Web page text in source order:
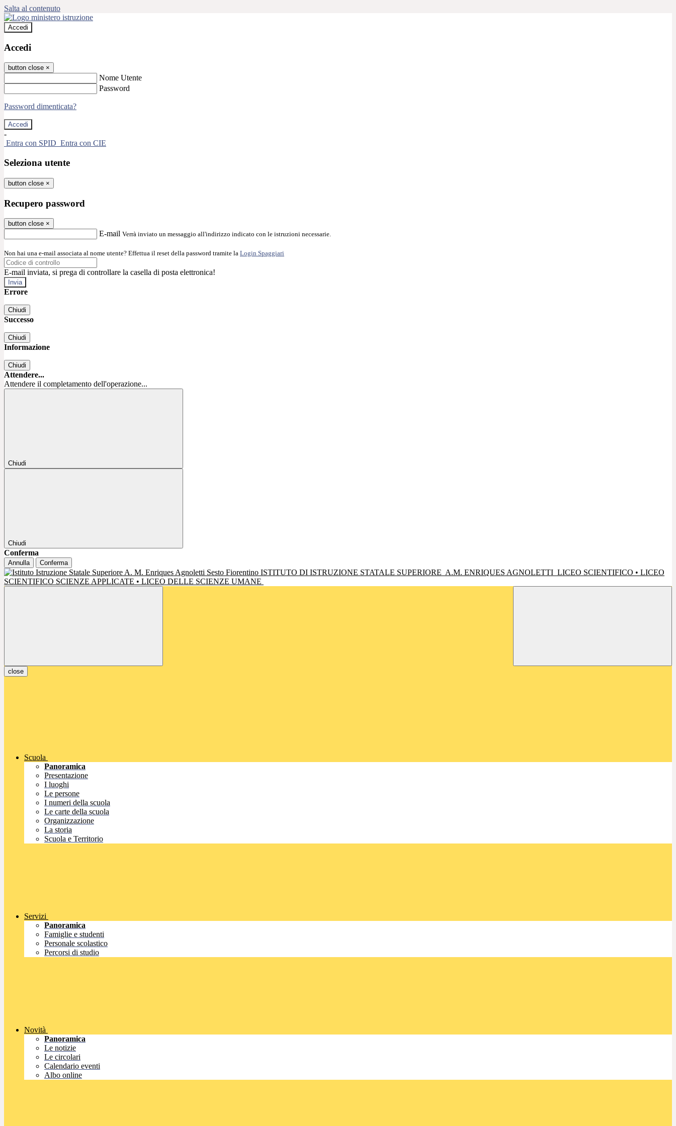
Salta al contenuto
Accedi
Accedi
button close ×
Nome Utente
Password
Password dimenticata?
-
Entra con SPID Entra con CIE
Seleziona utente
button close ×
Recupero password
button close ×
E-mail Verrà inviato un messaggio all'indirizzo indicato con le istruzioni necessarie.
Non hai una e-mail associata al nome utente? Effettua il reset della password tramite la Login Spaggiari
E-mail inviata, si prega di controllare la casella di posta elettronica!
Errore
Chiudi
Successo
Chiudi
Informazione
Chiudi
Attendere...
Attendere il completamento dell'operazione...
Chiudi
Chiudi
Conferma
Annulla Conferma
ISTITUTO DI ISTRUZIONE STATALE SUPERIORE A.M. ENRIQUES AGNOLETTI LICEO SCIENTIFICO • LICEO
SCIENTIFICO SCIENZE APPLICATE • LICEO DELLE SCIENZE UMANE
close
Scuola
Panoramica
Presentazione
I luoghi
Le persone
I numeri della scuola
Le carte della scuola
Organizzazione
La storia
Scuola e Territorio
Servizi
Panoramica
Famiglie e studenti
Personale scolastico
Percorsi di studio
Novità
Panoramica
Le notizie
Le circolari
Calendario eventi
Albo online